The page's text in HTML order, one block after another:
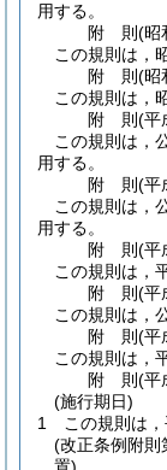
用する。
附 則(昭
この規則は，
附 則(昭
この規則は，
附 則(平
この規則は，
用する。
附 則(平
この規則は，
用する。
附 則(平
この規則は，
附 則(平
この規則は，
附 則(平
この規則は，
附 則(平
(施行期日)
1
この規則は
(改正条例附則